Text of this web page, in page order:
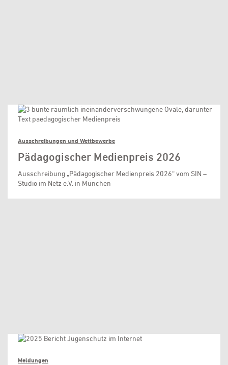
Ausschreibungen und Wettbewerbe
Pädagogischer Medienpreis 2026
Ausschreibung „Pädagogischer Medienpreis 2026“ vom SIN –
Studio im Netz e.V. in München
Meldungen